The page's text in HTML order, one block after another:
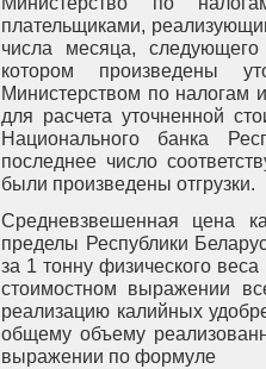
плательщиками,
числа месяца,
котором произведены
Министерством по налогам
для расчета уточненной
Национального банка
последнее число
были произведены отгрузки.
Средневзвешенная цена
пределы Республики
за 1 тонну физического
стоимостном выражении
реализацию калийных
общему объему
выражении по формуле